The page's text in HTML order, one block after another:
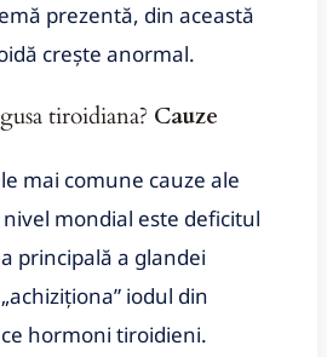
prezentă, din această
crește anormal.
tiroidiana? Cauze
mai comune cauze ale
mondial este deficitul
principală a glandei
iodul din
hormoni tiroidieni.